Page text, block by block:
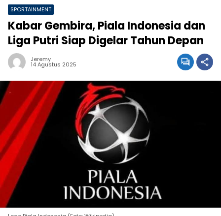
SPORTAINMENT
Kabar Gembira, Piala Indonesia dan
Liga Putri Siap Digelar Tahun Depan
Jeremy
14 Agustus 2025